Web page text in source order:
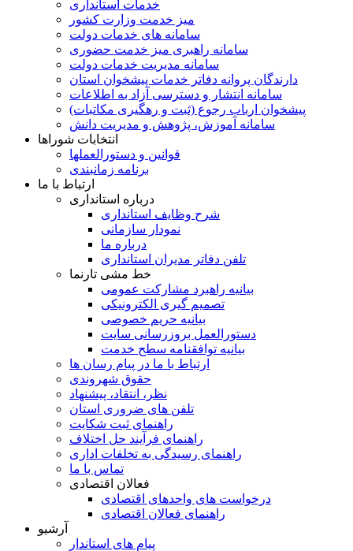
خدمات استانداری
میز خدمت وزارت کشور
سامانه های خدمات دولت
سامانه راهبری میز خدمت حضوری
سامانه مدیریت خدمات دولت
دارندگان پروانه دفاتر خدمات پیشخوان استان
سامانه انتشار و دسترسی آزاد به اطلاعات
پیشخوان ارباب رجوع (ثبت و رهگیری مکاتبات)
سامانه آموزش، پژوهش و مدیریت دانش
انتخابات شوراها
قوانین و دستورالعملها
برنامه زمانبندی
ارتباط با ما
درباره استانداری
شرح وظایف استانداری
نمودار سازمانی
درباره ما
تلفن دفاتر مدیران استانداری
خط مشی تارنما
بیانیه راهبرد مشارکت عمومی
تصمیم گیری الکترونیکی
بیانیه حریم خصوصی
دستورالعمل بروزرسانی سایت
بیانیه توافقنامه سطح خدمت
ارتباط با ما در پیام رسان ها
حقوق شهروندی
نظر، انتقاد، پیشنهاد
تلفن های ضروری استان
راهنمای ثبت شکایت
راهنمای فرآیند حل اختلاف
راهنمای رسیدگی به تخلفات اداری
تماس با ما
فعالان اقتصادی
درخواست های واحدهای اقتصادی
راهنمای فعالان اقتصادی
آرشیو
پیام های استاندار